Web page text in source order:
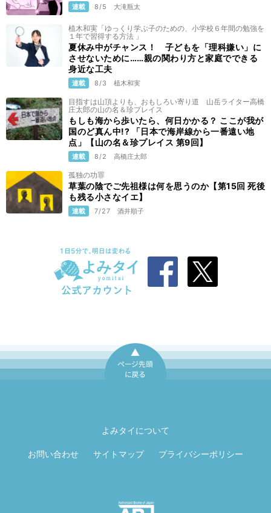
連載 8/5 大滝瓶太
植木和実「ゆっくり学ぶ子のための、小学校６年間の勉強を
１年で習得する方法 」
夏休み中がチャンス！ 子どもを「理科嫌い」に
させないために……親の関わり方と家庭でできる
身近な工夫
連載 8/3 植木和実
目指すは山頂よりも、おもしろい寄り道 山岳ライター高橋
庄太郎の山の名＆珍プレイス
もしも海から歩いたら、何日かかる？ ここが我が
国のど真ん中!? 「日本で海岸線から一番遠い地
点」【山の名＆珍プレイス 第9回】
連載 8/2 高橋庄太郎
孤独の功罪
草葉の陰でご先祖様は何を思うのか【第15回 死後
も残る小さなイエ】
連載 7/27 酒井順子
よみタイについて
お問い合わせ サイトマップ プライバシーポリシー